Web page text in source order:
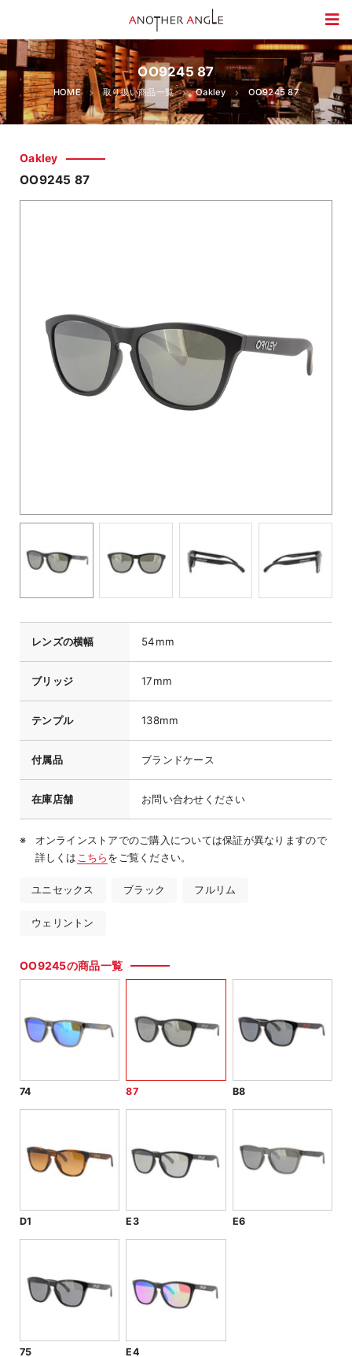
OO9245 87
HOME 取り扱い商品一覧 Oakley OO9245 87
Oakley
OO9245 87
レンズの横幅 54mm
ブリッジ 17mm
テンプル 138mm
付属品 ブランドケース
在庫店舗 お問い合わせください
オンラインストアでのご購入については保証が異なりますので
詳しくは こちらをご覧ください。
ユニセックス ブラック フルリム
ウェリントン
OO9245の商品一覧
74 87 B8
D1 E3 E6
75 E4